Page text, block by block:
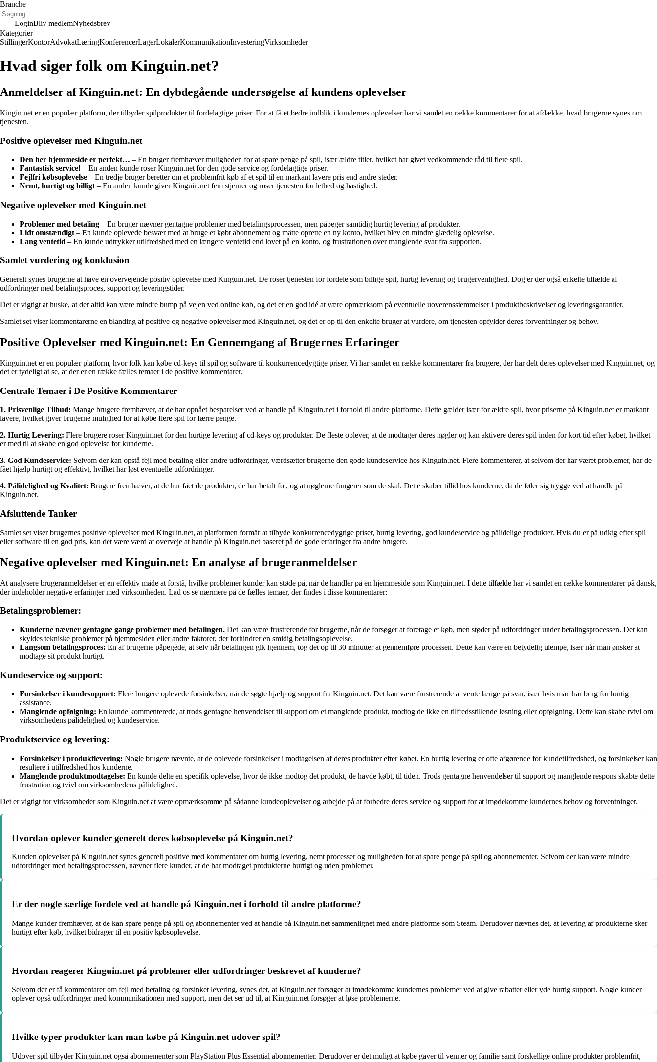
Branche
LoginBliv medlemNyhedsbrev
Kategorier
StillingerKontorAdvokatLæringKonferencerLagerLokalerKommunikationInvesteringVirksomheder
Hvad siger folk om Kinguin.net?
Anmeldelser af Kinguin.net: En dybdegående undersøgelse af kundens oplevelser
Kingin.net er en populær platform, der tilbyder spilprodukter til fordelagtige priser. For at få et bedre indblik i kundernes oplevelser har vi samlet en række kommentarer for at afdække, hvad brugerne synes om
tjenesten.
Positive oplevelser med Kinguin.net
Den her hjemmeside er perfekt… – En bruger fremhæver muligheden for at spare penge på spil, især ældre titler, hvilket har givet vedkommende råd til flere spil.
Fantastisk service! – En anden kunde roser Kinguin.net for den gode service og fordelagtige priser.
Fejlfri købsoplevelse – En tredje bruger beretter om et problemfrit køb af et spil til en markant lavere pris end andre steder.
Nemt, hurtigt og billigt – En anden kunde giver Kinguin.net fem stjerner og roser tjenesten for lethed og hastighed.
Negative oplevelser med Kinguin.net
Problemer med betaling – En bruger nævner gentagne problemer med betalingsprocessen, men påpeger samtidig hurtig levering af produkter.
Lidt omstændigt – En kunde oplevede besvær med at bruge et købt abonnement og måtte oprette en ny konto, hvilket blev en mindre glædelig oplevelse.
Lang ventetid – En kunde udtrykker utilfredshed med en længere ventetid end lovet på en konto, og frustrationen over manglende svar fra supporten.
Samlet vurdering og konklusion
Generelt synes brugerne at have en overvejende positiv oplevelse med Kinguin.net. De roser tjenesten for fordele som billige spil, hurtig levering og brugervenlighed. Dog er der også enkelte tilfælde af
udfordringer med betalingsproces, support og leveringstider.
Det er vigtigt at huske, at der altid kan være mindre bump på vejen ved online køb, og det er en god idé at være opmærksom på eventuelle uoverensstemmelser i produktbeskrivelser og leveringsgarantier.
Samlet set viser kommentarerne en blanding af positive og negative oplevelser med Kinguin.net, og det er op til den enkelte bruger at vurdere, om tjenesten opfylder deres forventninger og behov.
Positive Oplevelser med Kinguin.net: En Gennemgang af Brugernes Erfaringer
Kinguin.net er en populær platform, hvor folk kan købe cd-keys til spil og software til konkurrencedygtige priser. Vi har samlet en række kommentarer fra brugere, der har delt deres oplevelser med Kinguin.net, og
det er tydeligt at se, at der er en række fælles temaer i de positive kommentarer.
Centrale Temaer i De Positive Kommentarer
1. Prisvenlige Tilbud: Mange brugere fremhæver, at de har opnået besparelser ved at handle på Kinguin.net i forhold til andre platforme. Dette gælder især for ældre spil, hvor priserne på Kinguin.net er markant
lavere, hvilket giver brugerne mulighed for at købe flere spil for færre penge.
2. Hurtig Levering: Flere brugere roser Kinguin.net for den hurtige levering af cd-keys og produkter. De fleste oplever, at de modtager deres nøgler og kan aktivere deres spil inden for kort tid efter købet, hvilket
er med til at skabe en god oplevelse for kunderne.
3. God Kundeservice: Selvom der kan opstå fejl med betaling eller andre udfordringer, værdsætter brugerne den gode kundeservice hos Kinguin.net. Flere kommenterer, at selvom der har været problemer, har de
fået hjælp hurtigt og effektivt, hvilket har løst eventuelle udfordringer.
4. Pålidelighed og Kvalitet: Brugere fremhæver, at de har fået de produkter, de har betalt for, og at nøglerne fungerer som de skal. Dette skaber tillid hos kunderne, da de føler sig trygge ved at handle på
Kinguin.net.
Afsluttende Tanker
Samlet set viser brugernes positive oplevelser med Kinguin.net, at platformen formår at tilbyde konkurrencedygtige priser, hurtig levering, god kundeservice og pålidelige produkter. Hvis du er på udkig efter spil
eller software til en god pris, kan det være værd at overveje at handle på Kinguin.net baseret på de gode erfaringer fra andre brugere.
Negative oplevelser med Kinguin.net: En analyse af brugeranmeldelser
At analysere brugeranmeldelser er en effektiv måde at forstå, hvilke problemer kunder kan støde på, når de handler på en hjemmeside som Kinguin.net. I dette tilfælde har vi samlet en række kommentarer på dansk,
der indeholder negative erfaringer med virksomheden. Lad os se nærmere på de fælles temaer, der findes i disse kommentarer:
Betalingsproblemer:
Kunderne nævner gentagne gange problemer med betalingen. Det kan være frustrerende for brugerne, når de forsøger at foretage et køb, men støder på udfordringer under betalingsprocessen. Det kan
skyldes tekniske problemer på hjemmesiden eller andre faktorer, der forhindrer en smidig betalingsoplevelse.
Langsom betalingsproces: En af brugerne påpegede, at selv når betalingen gik igennem, tog det op til 30 minutter at gennemføre processen. Dette kan være en betydelig ulempe, især når man ønsker at
modtage sit produkt hurtigt.
Kundeservice og support:
Forsinkelser i kundesupport: Flere brugere oplevede forsinkelser, når de søgte hjælp og support fra Kinguin.net. Det kan være frustrerende at vente længe på svar, især hvis man har brug for hurtig
assistance.
Manglende opfølgning: En kunde kommenterede, at trods gentagne henvendelser til support om et manglende produkt, modtog de ikke en tilfredsstillende løsning eller opfølgning. Dette kan skabe tvivl om
virksomhedens pålidelighed og kundeservice.
Produktservice og levering:
Forsinkelser i produktlevering: Nogle brugere nævnte, at de oplevede forsinkelser i modtagelsen af deres produkter efter købet. En hurtig levering er ofte afgørende for kundetilfredshed, og forsinkelser kan
resultere i utilfredshed hos kunderne.
Manglende produktmodtagelse: En kunde delte en specifik oplevelse, hvor de ikke modtog det produkt, de havde købt, til tiden. Trods gentagne henvendelser til support og manglende respons skabte dette
frustration og tvivl om virksomhedens pålidelighed.
Det er vigtigt for virksomheder som Kinguin.net at være opmærksomme på sådanne kundeoplevelser og arbejde på at forbedre deres service og support for at imødekomme kundernes behov og forventninger.
Hvordan oplever kunder generelt deres købsoplevelse på Kinguin.net?
Kunden oplevelser på Kinguin.net synes generelt positive med kommentarer om hurtig levering, nemt processer og muligheden for at spare penge på spil og abonnementer. Selvom der kan være mindre
udfordringer med betalingsprocessen, nævner flere kunder, at de har modtaget produkterne hurtigt og uden problemer.
Er der nogle særlige fordele ved at handle på Kinguin.net i forhold til andre platforme?
Mange kunder fremhæver, at de kan spare penge på spil og abonnementer ved at handle på Kinguin.net sammenlignet med andre platforme som Steam. Derudover nævnes det, at levering af produkterne sker
hurtigt efter køb, hvilket bidrager til en positiv købsoplevelse.
Hvordan reagerer Kinguin.net på problemer eller udfordringer beskrevet af kunderne?
Selvom der er få kommentarer om fejl med betaling og forsinket levering, synes det, at Kinguin.net forsøger at imødekomme kundernes problemer ved at give rabatter eller yde hurtig support. Nogle kunder
oplever også udfordringer med kommunikationen med support, men det ser ud til, at Kinguin.net forsøger at løse problemerne.
Hvilke typer produkter kan man købe på Kinguin.net udover spil?
Udover spil tilbyder Kinguin.net også abonnementer som PlayStation Plus Essential abonnementer. Derudover er det muligt at købe gaver til venner og familie samt forskellige online produkter problemfrit,